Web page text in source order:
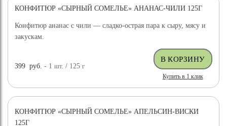
КОНФИТЮР «СЫРНЫЙ СОМЕЛЬЕ» АНАНАС-ЧИЛИ 125Г
Конфитюр ананас с чили — сладко-острая пара к сыру, мясу и
закускам.
399 руб. - 1шт. / 125г
Купить в 1 клик
КОНФИТЮР «СЫРНЫЙ СОМЕЛЬЕ» АПЕЛЬСИН-ВИСКИ
125Г